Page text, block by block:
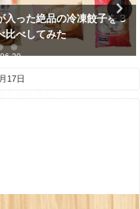
あるタンギョウの人気店
軒」餃子が絶品すぎ
07
17日